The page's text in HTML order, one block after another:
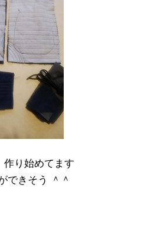
作り始めてます
できそう ＾＾